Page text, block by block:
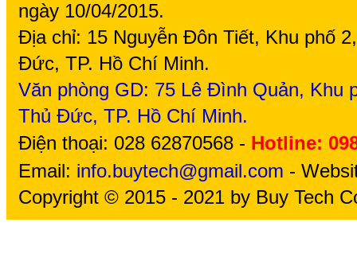
ngày 10/04/2015.
Địa chỉ: 15 Nguyễn Đôn Tiết, Khu phố
Đức, TP. Hồ Chí Minh.
Văn phòng GD: 75 Lê Đình Quản, Khu
Thủ Đức, TP. Hồ Chí Minh.
Điện thoại: 028 62870568 - Hotline:
Email: info.buytech@gmail.com -
Copyright © 2015 - 2021 by Buy Tech